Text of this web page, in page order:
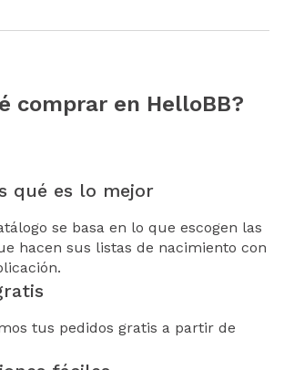
comprar en HelloBB?
qué es lo mejor
se basa en lo que escogen las
hacen sus listas de nacimiento con
tus pedidos gratis a partir de